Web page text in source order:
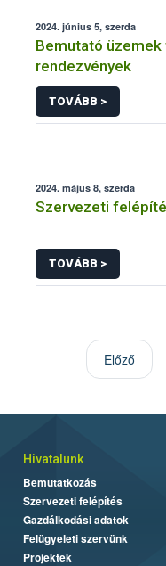
2024. június 5, szerda
Bemutató
rendezvények
TOVÁBB >
2024. május 8, szerda
Szervezeti
TOVÁBB >
Előző
Hivatalunk
Bemutatkozás
Szervezeti felépítés
Gazdálkodási adatok
Felügyeleti szervünk
Projektek